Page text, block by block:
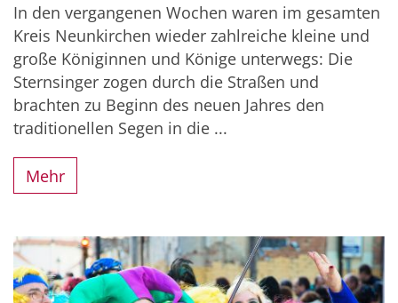
In den vergangenen Wochen waren im gesamten
Kreis Neunkirchen wieder zahlreiche kleine und
große Königinnen und Könige unterwegs: Die
Sternsinger zogen durch die Straßen und
brachten zu Beginn des neuen Jahres den
traditionellen Segen in die ...
Mehr